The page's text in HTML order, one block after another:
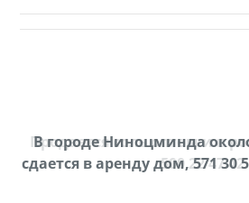
Продается соль оптом и в
500 22 47 42
В городе Ниноцминда
cдается в аренду дом, 571 30